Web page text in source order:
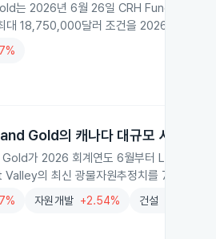
는 2026년 6월 26일 CRH Funding II와
대 18,750,000달러 조건을 2026년 7월
Gold의 캐나다 대규모 시추와 기
가 2026 회계연도 6월부터 Lucky
의 최신 광물자원추정치를 7월에 발표
자원개발 +2.54% 건설